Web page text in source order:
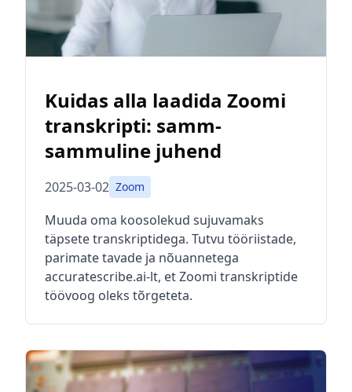
Kuidas alla laadida Zoomi
transkripti: samm-
sammuline juhend
2025-03-02 Zoom
Muuda oma koosolekud sujuvamaks
täpsete transkriptidega. Tutvu tööriistade,
parimate tavade ja nõuannetega
accuratescribe.ai-lt, et Zoomi transkriptide
töövoog oleks tõrgeteta.